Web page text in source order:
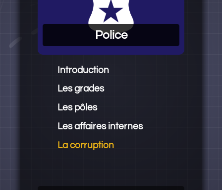
Police
Introduction
Les grades
Les pôles
Les affaires internes
La corruption